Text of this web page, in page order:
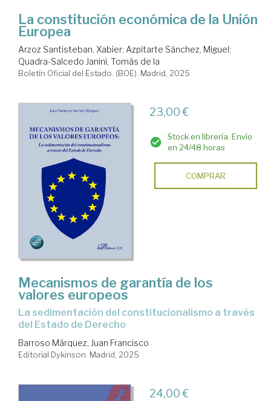
La constitución económica de la Unión
Europea
Arzoz Santisteban, Xabier; Azpitarte Sánchez, Miguel;
Quadra-Salcedo Janini, Tomás de la
Boletín Oficial del Estado. (BOE). Madrid, 2025
23,00 €
Stock en librería. Envío
en 24/48 horas
COMPRAR
Mecanismos de garantía de los
valores europeos
La sedimentación del constitucionalismo a través
del Estado de Derecho
Barroso Márquez, Juan Francisco
Editorial Dykinson. Madrid, 2025
24,00 €